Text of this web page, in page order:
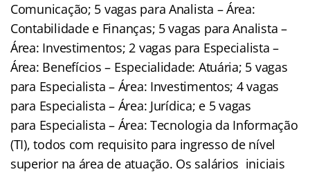
Comunicação; 5 vagas para Analista – Área:
Contabilidade e Finanças; 5 vagas para Analista –
Área: Investimentos; 2 vagas para Especialista –
Área: Benefícios – Especialidade: Atuária; 5 vagas
para Especialista – Área: Investimentos; 4 vagas
para Especialista – Área: Jurídica; e 5 vagas
para Especialista – Área: Tecnologia da Informação
(TI), todos com requisito para ingresso de nível
superior na área de atuação. Os salários iniciais